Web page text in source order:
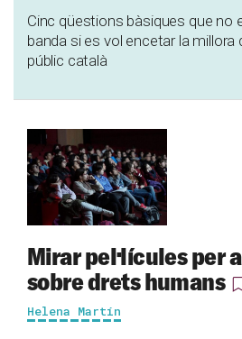
Cinc qüestions bàsiques que no
banda si es vol encetar la
públic català
Mirar pel·lícules per
sobre drets humans
Helena Martín